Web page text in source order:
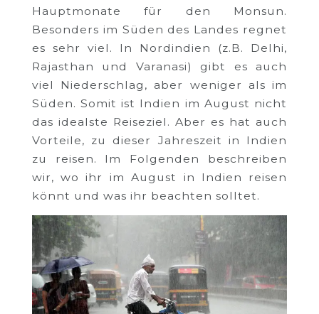
Hauptmonate für den Monsun.
Besonders im Süden des Landes regnet
es sehr viel. In Nordindien (z.B. Delhi,
Rajasthan und Varanasi) gibt es auch
viel Niederschlag, aber weniger als im
Süden. Somit ist Indien im August nicht
das idealste Reiseziel. Aber es hat auch
Vorteile, zu dieser Jahreszeit in Indien
zu reisen. Im Folgenden beschreiben
wir, wo ihr im August in Indien reisen
könnt und was ihr beachten solltet.